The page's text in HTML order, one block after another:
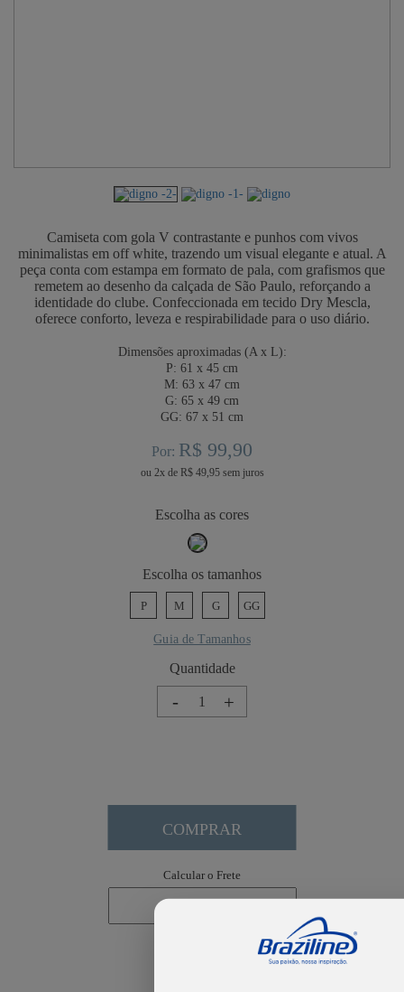
Camiseta com gola V contrastante e punhos com vivos
minimalistas em off white, trazendo um visual elegante e atual. A
peça conta com estampa em formato de pala, com grafismos que
remetem ao desenho da calçada de São Paulo, reforçando a
identidade do clube. Confeccionada em tecido Dry Mescla,
oferece conforto, leveza e respirabilidade para o uso diário.
Dimensões aproximadas (A x L):
P: 61 x 45 cm
M: 63 x 47 cm
G: 65 x 49 cm
GG: 67 x 51 cm
Por: R$ 99,90
ou 2xde R$ 49,95
cores
tamanhos
P M G GG
Guia de Tamanhos
+
-
COMPRAR
Calcular o Frete